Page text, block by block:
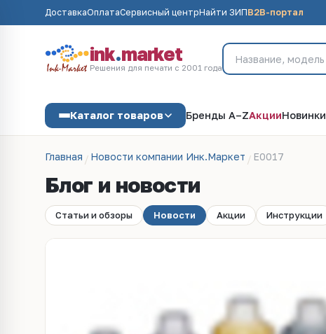
ДоставкаОплатаСервисный центрНайти ЗИПB2B-портал
ink.market
Решения для печати с 2001 года
Каталог товаров Бренды A–ZАкцииНовинки
Главная Новости компании Инк.Маркет E0017
Блог и новости
Статьи и обзоры Новости Акции Инструкции